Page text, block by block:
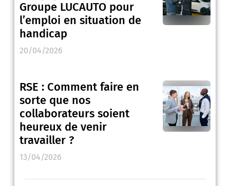
Groupe LUCAUTO pour
l’emploi en situation de
handicap
20/04/2026
RSE : Comment faire en
sorte que nos
collaborateurs soient
heureux de venir
travailler ?
13/04/2026